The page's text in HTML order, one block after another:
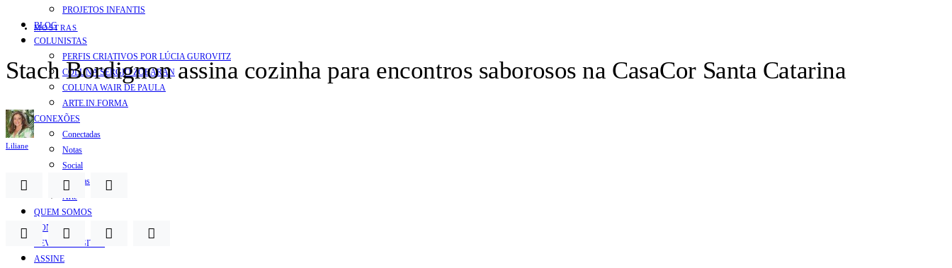
PROJETOS INFANTIS
BLOG
COLUNISTAS
PERFIS CRIATIVOS POR LÚCIA GUROVITZ
COLUNA SERGIO ZOBARAN
COLUNA WAIR DE PAULA
ARTE.IN.FORMA
CONEXÕES
Conectadas
Notas
Social
Mostras
Arte
QUEM SOMOS
CONTATO
REVISTA DIGITAL
ASSINE
MOSTRAS
Stach Bordignon assina cozinha para encontros saborosos na CasaCor Santa Catarina
Liliane